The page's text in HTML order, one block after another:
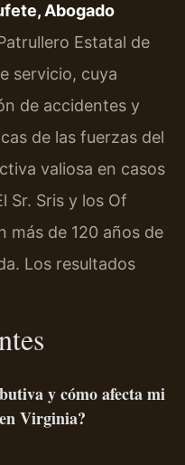
Abogado
Estatal de
servicio, cuya
de accidentes y
de las fuerzas del
valiosa en casos
Sr. Sris y los Of
más de 120 años de
Los resultados
y cómo afecta mi
Virginia?